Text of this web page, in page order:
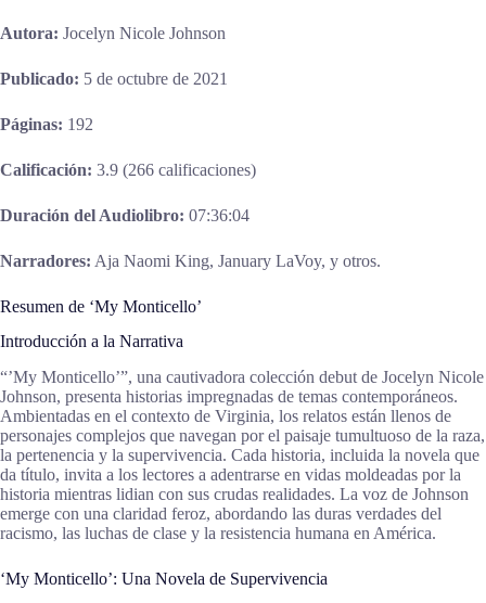
Autora: Jocelyn Nicole Johnson
Publicado: 5 de octubre de 2021
Páginas: 192
Calificación: 3.9 (266 calificaciones)
Duración del Audiolibro: 07:36:04
Narradores: Aja Naomi King, January LaVoy, y otros.
Resumen de ‘My Monticello’
Introducción a la Narrativa
“’My Monticello’”, una cautivadora colección debut de Jocelyn Nicole
Johnson, presenta historias impregnadas de temas contemporáneos.
Ambientadas en el contexto de Virginia, los relatos están llenos de
personajes complejos que navegan por el paisaje tumultuoso de la raza,
la pertenencia y la supervivencia. Cada historia, incluida la novela que
da título, invita a los lectores a adentrarse en vidas moldeadas por la
historia mientras lidian con sus crudas realidades. La voz de Johnson
emerge con una claridad feroz, abordando las duras verdades del
racismo, las luchas de clase y la resistencia humana en América.
‘My Monticello’: Una Novela de Supervivencia